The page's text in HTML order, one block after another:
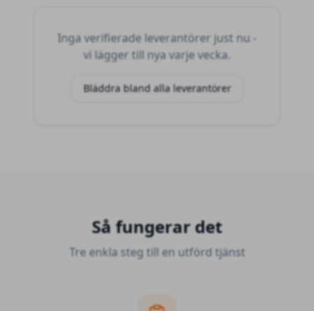
Inga verifierade leverantörer just nu -
vi lägger till nya varje vecka.
Bläddra bland alla leverantörer
Så fungerar det
Tre enkla steg till en utförd tjänst